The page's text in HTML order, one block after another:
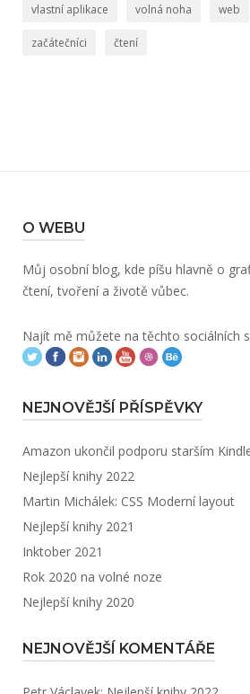
vlastní aplikace volná noha web
začátečníci čtení
O WEBU
Můj osobní blog, kde píšu hlavně o
čtení, tvoření a životě vůbec.
Najít mě můžete na těchto sociálních
NEJNOVĚJŠÍ PŘÍSPĚVKY
Amazon ukončil podporu starším
Nejlepší knihy 2022
Martin Michálek: CSS Moderní layout
Nejlepší knihy 2021
Inktober 2021
Rok 2020 na volné noze
Nejlepší knihy 2020
NEJNOVĚJŠÍ KOMENTÁŘE